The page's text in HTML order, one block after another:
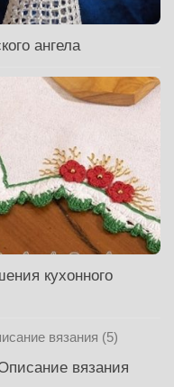
ангела
кухонного
вязания